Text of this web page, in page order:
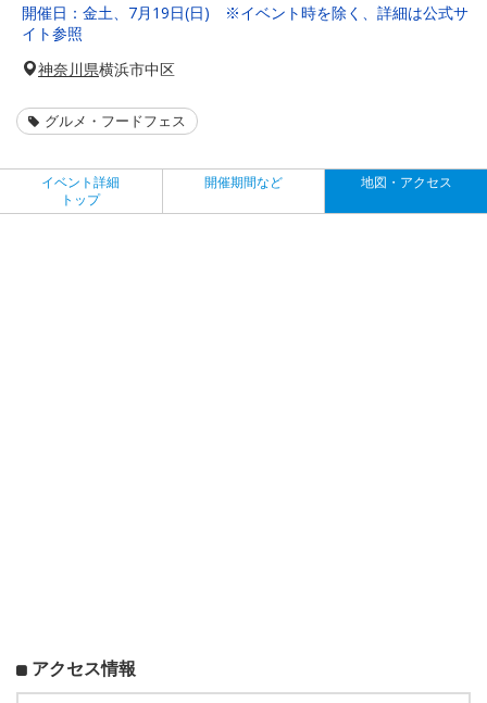
開催日：金土、7月19日(日) ※イベント時を除く、詳細は公式サ
イト参照
神奈川県横浜市中区
グルメ・フードフェス
イベント詳細
トップ
開催期間など 地図・アクセス
アクセス情報